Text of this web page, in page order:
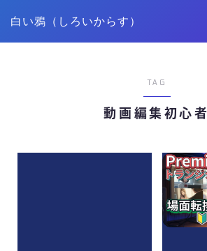
白い鴉（しろいからす）
TAG
動画編集初心者